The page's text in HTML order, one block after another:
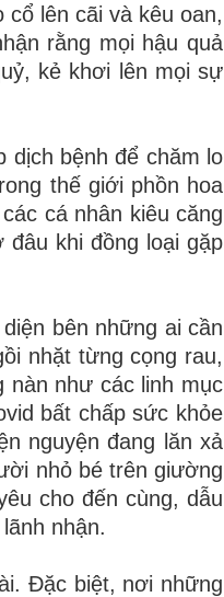
lên cãi và kêu oan,
rằng mọi hậu quả
kẻ khơi lên mọi sự
dịch bệnh để chăm lo
thế giới phồn hoa
cá nhân kiêu căng
khi đồng loại gặp
bên những ai cần
nhặt từng cọng rau,
nàn như các linh mục
bất chấp sức khỏe
nguyện đang lăn xả
nhỏ bé trên giường
cho đến cùng, dẫu
nhận.
Đặc biệt, nơi những